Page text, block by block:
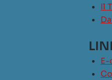
Il